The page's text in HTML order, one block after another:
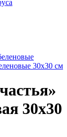
30х30 см
30х30